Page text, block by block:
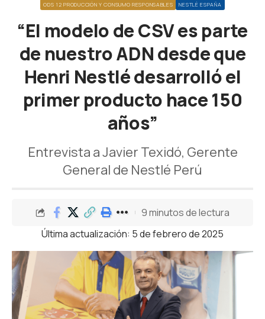
ODS 12 PRODUCCIÓN Y CONSUMO RESPONSABLES
NESTLÉ ESPAÑA
“El modelo de CSV es parte
de nuestro ADN desde que
Henri Nestlé desarrolló el
primer producto hace 150
años”
Entrevista a Javier Texidó, Gerente
General de Nestlé Perú
Última actualización: 5 de febrero de 2025
9 minutos de lectura